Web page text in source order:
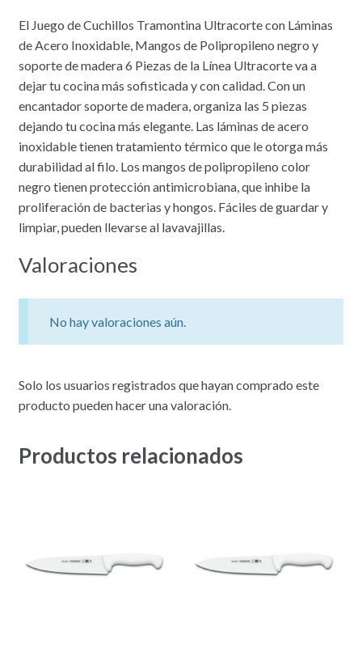
El Juego de Cuchillos Tramontina Ultracorte con Láminas
de Acero Inoxidable, Mangos de Polipropileno negro y
soporte de madera 6 Piezas de la Línea Ultracorte va a
dejar tu cocina más sofisticada y con calidad. Con un
encantador soporte de madera, organiza las 5 piezas
dejando tu cocina más elegante. Las láminas de acero
inoxidable tienen tratamiento térmico que le otorga más
durabilidad al filo. Los mangos de polipropileno color
negro tienen protección antimicrobiana, que inhibe la
proliferación de bacterias y hongos. Fáciles de guardar y
limpiar, pueden llevarse al lavavajillas.
Valoraciones
No hay valoraciones aún.
Solo los usuarios registrados que hayan comprado este
producto pueden hacer una valoración.
Productos relacionados